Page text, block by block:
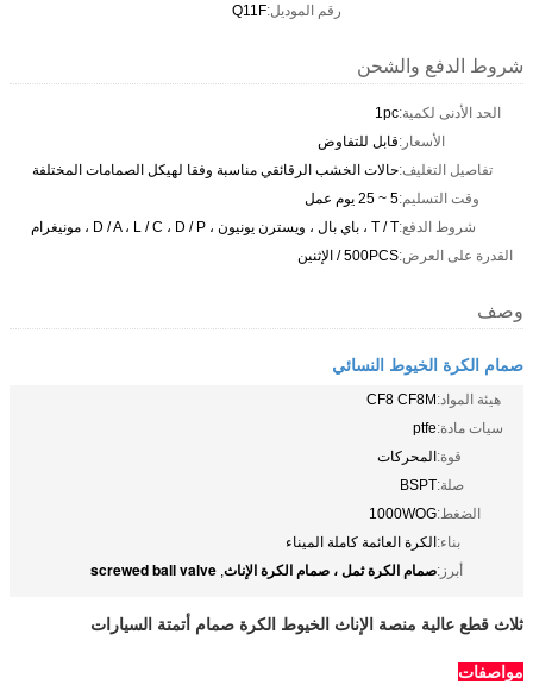
رقم الموديل:Q11F
شروط الدفع والشحن
الحد الأدنى لكمية:1pc
الأسعار:قابل للتفاوض
تفاصيل التغليف:حالات الخشب الرقائقي مناسبة وفقا لهيكل الصمامات المختلفة
وقت التسليم:5 ~ 25 يوم عمل
شروط الدفع:T / T ، باي بال ، ويسترن يونيون ، D / A ، L / C ، D / P ، مونيغرام
القدرة على العرض:500PCS / الإثنين
وصف
صمام الكرة الخيوط النسائي
هيئة المواد:CF8 CF8M
سيات مادة:ptfe
قوة:المحركات
صلة:BSPT
الضغط:1000WOG
بناء:الكرة العائمة كاملة الميناء
أبرز:صمام الكرة ثمل ، صمام الكرة الإناث,
screwed ball valve
ثلاث قطع عالية منصة الإناث الخيوط الكرة صمام أتمتة السيارات
مواصفات